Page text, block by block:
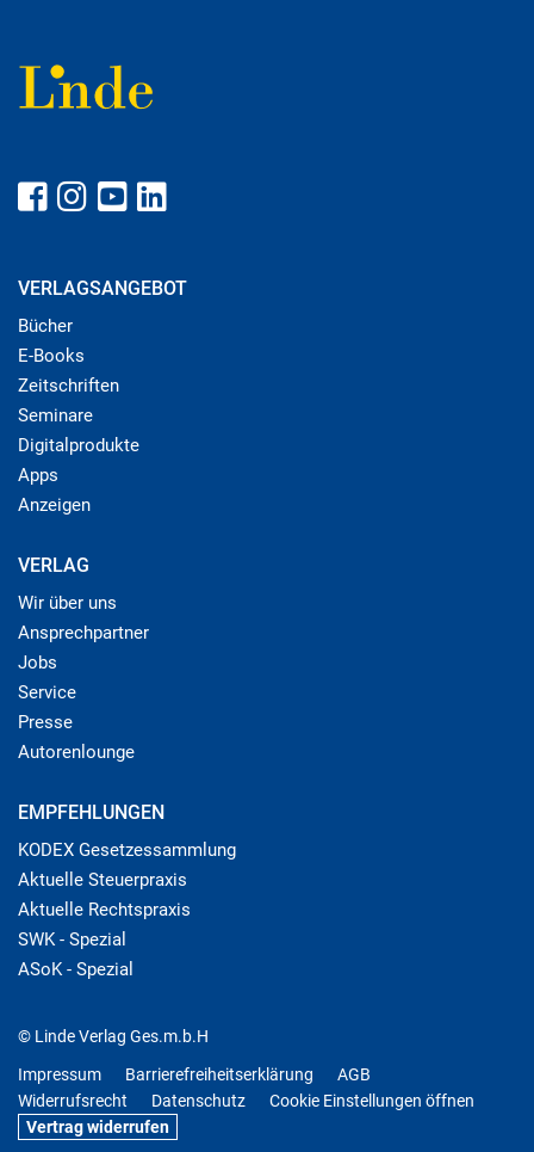
VERLAGSANGEBOT
Bücher
E-Books
Zeitschriften
Seminare
Digitalprodukte
Apps
Anzeigen
VERLAG
Wir über uns
Ansprechpartner
Jobs
Service
Presse
Autorenlounge
EMPFEHLUNGEN
KODEX Gesetzessammlung
Aktuelle Steuerpraxis
Aktuelle Rechtspraxis
SWK - Spezial
ASoK - Spezial
© Linde Verlag Ges.m.b.H
Impressum
Barrierefreiheitserklärung
AGB
Widerrufsrecht
Datenschutz
Cookie Einstellungen öffnen
Vertrag widerrufen